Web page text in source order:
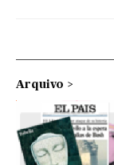
Arquivo